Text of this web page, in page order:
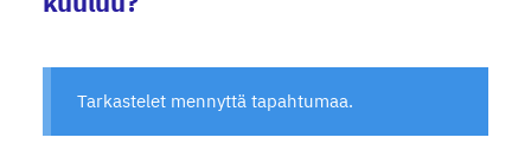
Tarkastelet mennyttä tapahtumaa.